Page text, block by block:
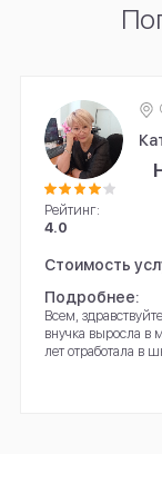
Рейтинг:
чтение
приема